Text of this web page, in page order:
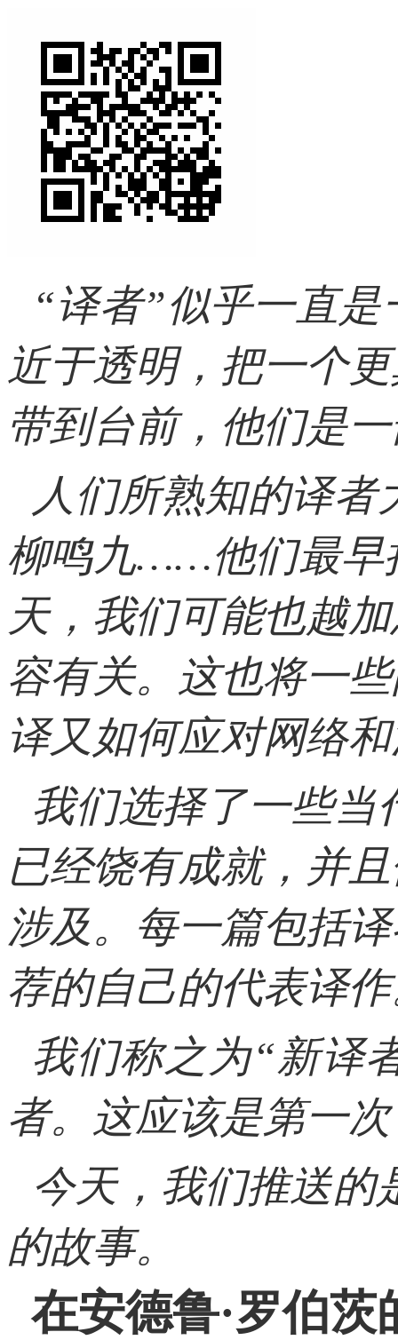
“译者”似乎一直
近于透明，把一个
带到台前，他们是
人们所熟知的译
柳鸣九……他们最早
天，我们可能也越
容有关。这也将一
译又如何应对网络
我们选择了一些当
已经饶有成就，并
涉及。每一篇包括
荐的自己的代表译
我们称之为“新译
者。这应该是第一
今天，我们推送的
的故事。
在安德鲁·罗伯